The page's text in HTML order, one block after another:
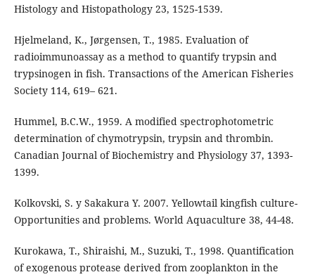
Histology and Histopathology 23, 1525-1539.
Hjelmeland, K., Jørgensen, T., 1985. Evaluation of
radioimmunoassay as a method to quantify trypsin and
trypsinogen in fish. Transactions of the American Fisheries
Society 114, 619– 621.
Hummel, B.C.W., 1959. A modified spectrophotometric
determination of chymotrypsin, trypsin and thrombin.
Canadian Journal of Biochemistry and Physiology 37, 1393-
1399.
Kolkovski, S. y Sakakura Y. 2007. Yellowtail kingfish culture-
Opportunities and problems. World Aquaculture 38, 44-48.
Kurokawa, T., Shiraishi, M., Suzuki, T., 1998. Quantification
of exogenous protease derived from zooplankton in the